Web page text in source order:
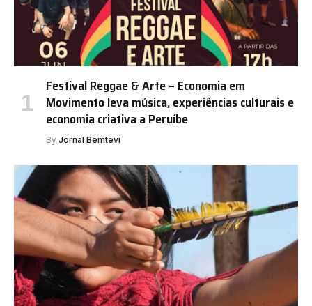
Festival Reggae & Arte – Economia em
Movimento leva música, experiências culturais e
economia criativa a Peruíbe
By Jornal Bemtevi